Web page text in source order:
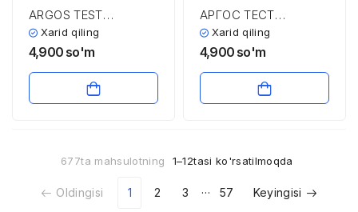
ARGOS TEST
SAVOLLARI VA
JAVOBLARI
Xarid qiling
4,900 so'm
АРГОС ТЕСТ
САВОЛЛАРИ ВА
ЖАВОБЛАРИ
Xarid qiling
4,900 so'm
677ta mahsulotning 1–12tasi ko'rsatilmoqda
Oldingisi 1 2 3 … 57 Keyingisi